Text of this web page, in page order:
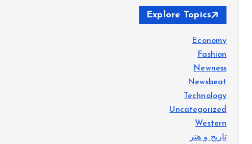
Explore Topics
Economy
Fashion
Newness
Newsbeat
Technology
Uncategorized
Western
تاریخ و هنر